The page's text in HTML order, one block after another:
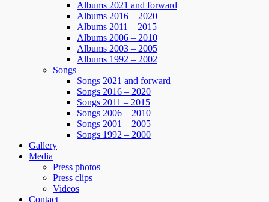
Albums 2021 and forward
Albums 2016 – 2020
Albums 2011 – 2015
Albums 2006 – 2010
Albums 2003 – 2005
Albums 1992 – 2002
Songs
Songs 2021 and forward
Songs 2016 – 2020
Songs 2011 – 2015
Songs 2006 – 2010
Songs 2001 – 2005
Songs 1992 – 2000
Gallery
Media
Press photos
Press clips
Videos
Contact